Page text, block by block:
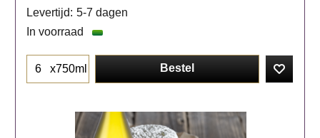
Levertijd: 5-7 dagen
In voorraad
x750ml Bestel